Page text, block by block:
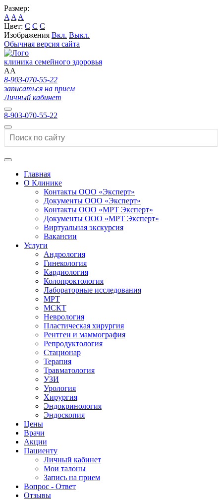
Размер:
A A A
Цвет: C C C
Изображения Вкл. Выкл.
Обычная версия сайта
клиника семейного здоровья
AA
8-903-070-55-22
записаться на прием
Личный кабинет
8-903-070-55-22
Главная
О Клинике
Контакты ООО «Эксперт»
Документы ООО «Эксперт»
Контакты ООО «МРТ Эксперт»
Документы ООО «МРТ Эксперт»
Виртуальная экскурсия
Вакансии
Услуги
Андрология
Гинекология
Кардиология
Колопроктология
Лабораторные исследования
МРТ
МСКТ
Неврология
Пластическая хирургия
Рентген и маммография
Репродуктология
Стационар
Терапия
Травматология
УЗИ
Урология
Хирургия
Эндокринология
Эндоскопия
Цены
Врачи
Акции
Пациенту
Личный кабинет
Мои талоны
Запись на прием
Вопрос - Ответ
Отзывы